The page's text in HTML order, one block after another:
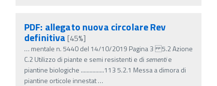
PDF: allegato nuova circolare Rev
definitiva [45%]
… mentale n. 5440 del 14/10/2019 Pagina 3 5.2 Azione
C.2 Utilizzo di piante e semi resistenti e di sementie
piantine biologiche ................113 5.2.1 Messa a dimora di
piantine orticole innestat…